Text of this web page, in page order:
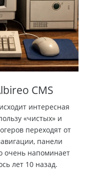
CMS
интересная
«чистых» и
переходят от
панели
очень напоминает
лет 10 назад.